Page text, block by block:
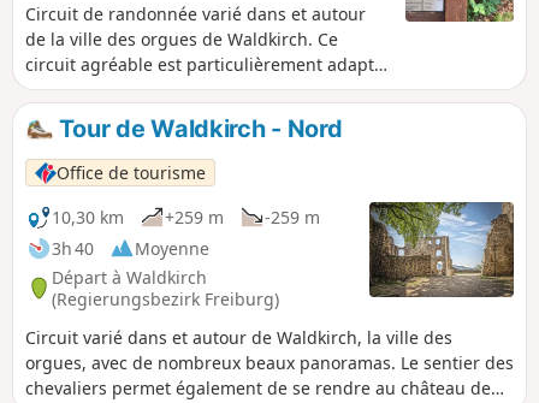
Circuit de randonnée varié dans et autour
de la ville des orgues de Waldkirch. Ce
circuit agréable est particulièrement adapté
aux familles avec enfants. Les enfants y
trouveront de nombreux points forts, petits
et grands : Faire du bateau sur le lac
Stadtrainsee, le zoo de la Forêt-Noire, des
choses intéressantes sur le sentier des sens
et le sentier de la cime des arbres.
Tour de Waldkirch - Nord
Office de tourisme
10,30 km
+259 m
-259 m
3h 40
Moyenne
Départ à Waldkirch
(Regierungsbezirk Freiburg)
Circuit varié dans et autour de Waldkirch, la ville des
orgues, avec de nombreux beaux panoramas. Le sentier des
chevaliers permet également de se rendre au château de